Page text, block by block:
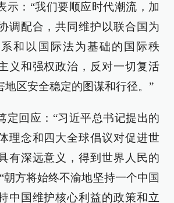
示：“我们要顺应时代潮流，加
调配合，共同维护以联合国为
和以国际法为基础的国际秩
义和强权政治，反对一切复活
地区安全稳定的图谋和行径。”
定回应：“习近平总书记提出的
理念和四大全球倡议对促进世
有深远意义，得到世界人民的
朝方将始终不渝地坚持一个中国
中国维护核心利益的政策和立